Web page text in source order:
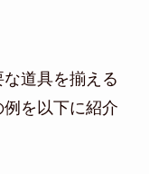
道具を揃える
を以下に紹介